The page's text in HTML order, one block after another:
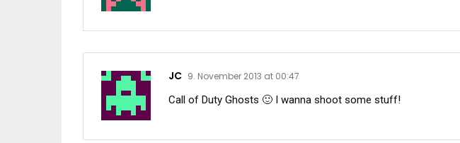
JC 9. November 2013 at 00:47
Call of Duty Ghosts 🙂 I wanna shoot some stuff!